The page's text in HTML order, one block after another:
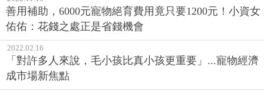
善用補助，6000元寵物絕育費用竟只要1200元！小資女
佑佑：花錢之處正是省錢機會
2022.02.16
「對許多人來說，毛小孩比真小孩更重要」...寵物經濟
成市場新焦點